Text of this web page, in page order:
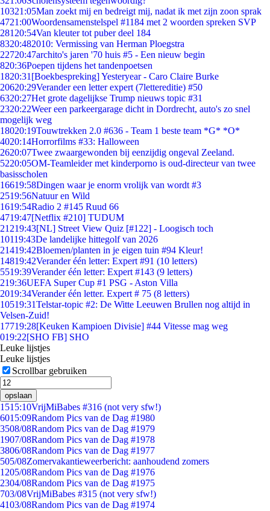
10321:05Man zoekt mij en bedreigt mij, nadat ik met zijn zoon sprak
4721:00Woordensamenstelspel #1184 met 2 woorden spreken SVP
281 20:54Van kleuter tot puber deel 184
8320:482010: Vermissing van Herman Ploegstra
22720:47archito's jaren '70 huis #5 - Een nieuw begin
820:36Poepen tijdens het tandenpoetsen
1820:31 [Boekbespreking] Yesteryear - Caro Claire Burke
20620:29Verander een letter expert (7lettereditie) #50
6320:27Het grote dagelijkse Trump nieuws topic #31
2320:22Weer een parkeergarage dicht in Dordrecht, auto's zo snel
mogelijk weg
18020:19Touwtrekken 2.0 #636 - Team 1 beste team *G* *O*
4020:14Horrorfilms #33: Halloween
2620:07Twee zwaargewonden bij eenzijdig ongeval Zeeland.
5220:05OM-Teamleider met kinderporno is oud-directeur van twee
basisscholen
16619:58Dingen waar je enorm vrolijk van wordt #3
2519:56Natuur en Wild
1619:54Radio 2 #145 Ruud 66
4719:47[Netflix #210] TUDUM
21219:43[NL] Street View Quiz [#122] - Loogisch toch
10119:43De landelijke hittegolf van 2026
21419:42Bloemen/planten in je eigen tuin #94 Kleur!
14819:42Verander één letter: Expert #91 (10 letters)
5519:39Verander één letter: Expert #143 (9 letters)
219:36UEFA Super Cup #1 PSG - Aston Villa
2019:34Verander één letter. Expert # 75 (8 letters)
10519:31Telstar-topic #2: De Witte Leeuwen Brullen nog altijd in
Velsen-Zuid!
17719:28[Keuken Kampioen Divisie] #44 Vitesse mag weg
019:22[SHO FB] SHO
Leuke lijstjes
Leuke lijstjes
Scrollbar gebruiken
opslaan
1515:10VrijMiBabes #316 (not very sfw!)
6015:09Random Pics van de Dag #1980
3508/08Random Pics van de Dag #1979
1907/08Random Pics van de Dag #1978
3806/08Random Pics van de Dag #1977
505/08Zomervakantieweerbericht: aanhoudend zomers
1205/08Random Pics van de Dag #1976
2304/08Random Pics van de Dag #1975
703/08VrijMiBabes #315 (not very sfw!)
4103/08Random Pics van de Dag #1974